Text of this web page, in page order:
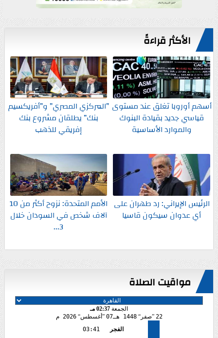
الأكثر قراءةً
أسهم أوروبا تغلق عند مستوى
قياسي جديد بقيادة البنوك
والموارد الأساسية
”المركزي المصري” و”أفريكسيم
بنك” يطلقان مشروع بنك
إفريقي للذهب
الرئيس الإيراني: رد طهران على
أي عدوان سيكون قاسيا
الأمم المتحدة: نزوح أكثر من 10
آلاف شخص في السودان خلال
3...
مواقيت الصلاة
الجمعة 02:37 مـ
22
صفر 1448 هـ 07 أغسطس 2026 م
الفجر
03:41